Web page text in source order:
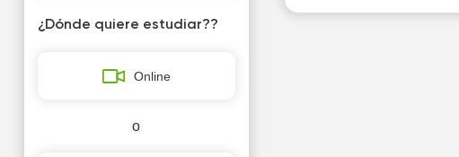
¿Dónde quiere estudiar??
Online
o